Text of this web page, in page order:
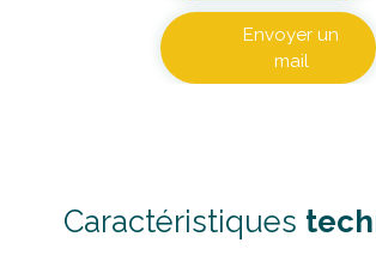
Envoyer un
mail
Caractéristiques